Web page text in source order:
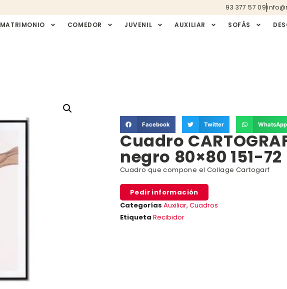
93 377 57 09
MATRIMONIO COMEDOR JUVENIL AUXILIAR SOFÁS
Facebook Twitter WhatsApp
Cuadro
negro 80×80 151-72
Cuadro que compone el Collage Cartogarf
Pedir información
Categorías Auxiliar, Cuadros
Etiqueta Recibidor